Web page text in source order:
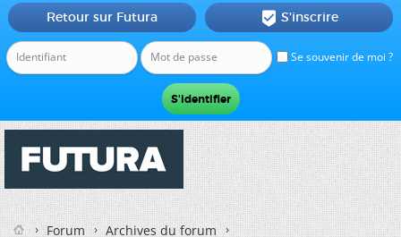
Se souvenir de moi ?
Retour sur Futura  S'inscrire
Forum
Archives du forum